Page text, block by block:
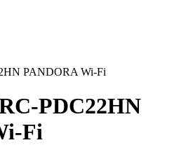
PANDORA Wi-Fi
PDC22HN
Fi